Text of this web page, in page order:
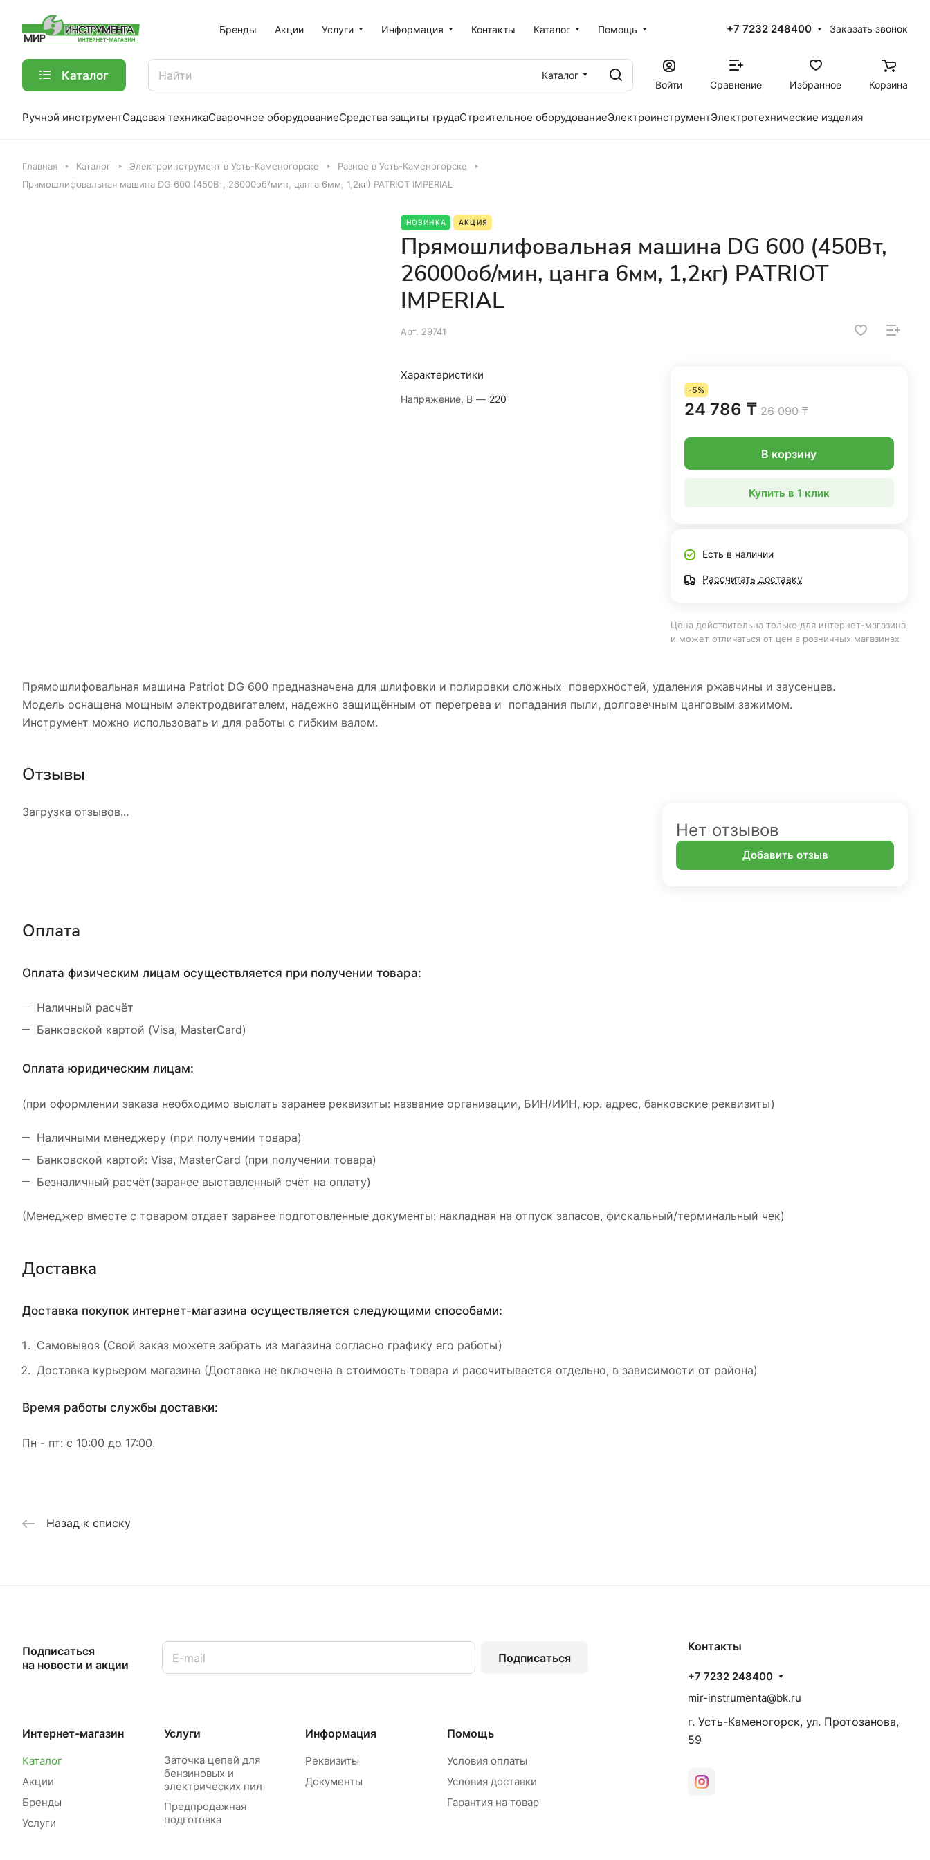
Бренды Акции Услуги Информация Контакты Каталог Помощь +7 7232 248400 Заказать звонок
Каталог
Каталог
Войти
Сравнение Избранное Корзина
Ручной инструментСадовая техникаСварочное оборудованиеСредства защиты трудаСтроительное оборудованиеЭлектроинструментЭлектротехнические изделия
Главная Каталог Электроинструмент в Усть-Каменогорске
Разное в Усть-Каменогорске
Прямошлифовальная машина DG 600 (450Вт, 26000об/мин, цанга 6мм, 1,2кг) PATRIOT IMPERIAL
НОВИНКА АКЦИЯ
Прямошлифовальная машина DG 600 (450Вт,
26000об/мин, цанга 6мм, 1,2кг) PATRIOT
IMPERIAL
Арт. 29741
Характеристики
Напряжение, В — 220
-5%
24 786 ₸ 26 090 ₸
В корзину
Купить в 1 клик
Есть в наличии
Рассчитать доставку
Цена действительна только для интернет-магазина
и может отличаться от цен в розничных магазинах
Прямошлифовальная машина Patriot DG 600 предназначена для шлифовки и полировки сложных поверхностей, удаления ржавчины и заусенцев.
Модель оснащена мощным электродвигателем, надежно защищённым от перегрева и попадания пыли, долговечным цанговым зажимом.
Инструмент можно использовать и для работы с гибким валом.
Отзывы
Загрузка отзывов...
Нет отзывов
Добавить отзыв
Оплата
Оплата физическим лицам осуществляется при получении товара:
Наличный расчёт
Банковской картой (Visa, MasterCard)
Оплата юридическим лицам:
(при оформлении заказа необходимо выслать заранее реквизиты: название организации, БИН/ИИН, юр. адрес, банковские реквизиты)
Наличными менеджеру (при получении товара)
Банковской картой: Visa, MasterCard (при получении товара)
Безналичный расчёт(заранее выставленный счёт на оплату)
(Менеджер вместе с товаром отдает заранее подготовленные документы: накладная на отпуск запасов, фискальный/терминальный чек)
Доставка
Доставка покупок интернет-магазина осуществляется следующими способами:
Самовывоз (Свой заказ можете забрать из магазина согласно графику его работы)
Доставка курьером магазина (Доставка не включена в стоимость товара и рассчитывается отдельно, в зависимости от района)
Время работы службы доставки:
Пн - пт: с 10:00 до 17:00.
Назад к списку
Подписаться
на новости и акции
Подписаться
Интернет-магазин
Каталог
Акции
Бренды
Услуги
Услуги
Заточка цепей для
бензиновых и
электрических пил
Предпродажная
подготовка
Информация
Реквизиты
Документы
Помощь
Условия оплаты
Условия доставки
Гарантия на товар
Контакты
+7 7232 248400
mir-instrumenta@bk.ru
г. Усть-Каменогорск, ул. Протозанова,
59